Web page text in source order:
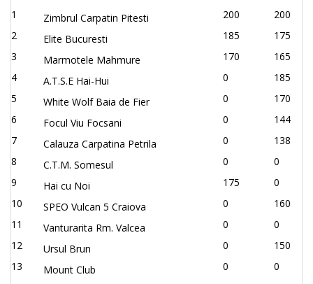
1
Zimbrul Carpatin Pitesti 200
200
2
Elite Bucuresti 185
175
3
Marmotele Mahmure 170
165
4
A.T.S.E Hai-Hui 0
185
5
White Wolf Baia de Fier 0
170
6
Focul Viu Focsani 0
144
7
Calauza Carpatina Petrila 0
138
8
C.T.M. Somesul 0
0
9
Hai cu Noi 175
0
10
SPEO Vulcan 5 Craiova 0
160
11
Vanturarita Rm. Valcea 0
0
12
Ursul Brun 0
150
13
Mount Club 0
0